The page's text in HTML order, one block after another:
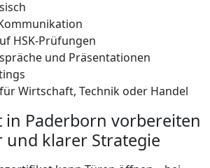
HSK-Prüfungen
und Präsentationen
Wirtschaft, Technik oder Handel
in Paderborn vorbereiten
klarer Strategie